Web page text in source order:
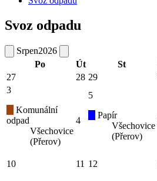
Svoz odpadu
Srpen2026
Po
Út St
27
28 29
3
Komunální
odpad
Všechovice
(Přerov)
4
5
Papír
Všechovice
(Přerov)
10 11 12